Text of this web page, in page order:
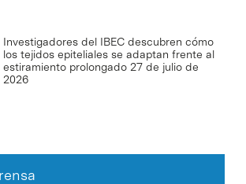
Investigadores del IBEC descubren cómo
los tejidos epiteliales se adaptan frente al
estiramiento prolongado 27 de julio de
2026